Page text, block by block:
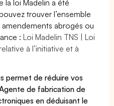
la loi Madelin a été
trouver l’ensemble
abrogés ou
:Loi Madelin TNS | Loi
à l’initiative et à
permet de réduire vos
de fabrication de
en déduisant le